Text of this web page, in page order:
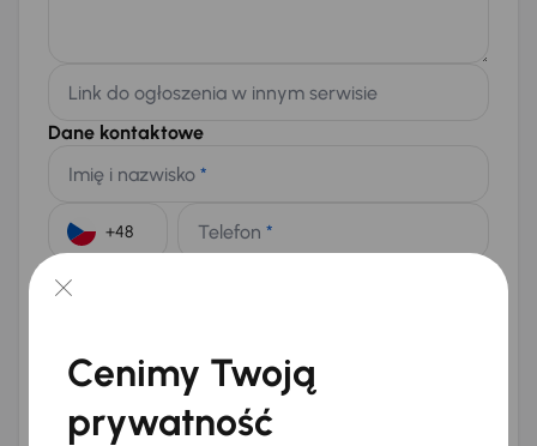
Link do ogłoszenia w innym serwisie
Dane kontaktowe
Imię i nazwisko *
Telefon *
E-mail
Na numer telefonu (opcjonalnie)
Wyślij zapytanie
Cenimy Twoją
prywatność